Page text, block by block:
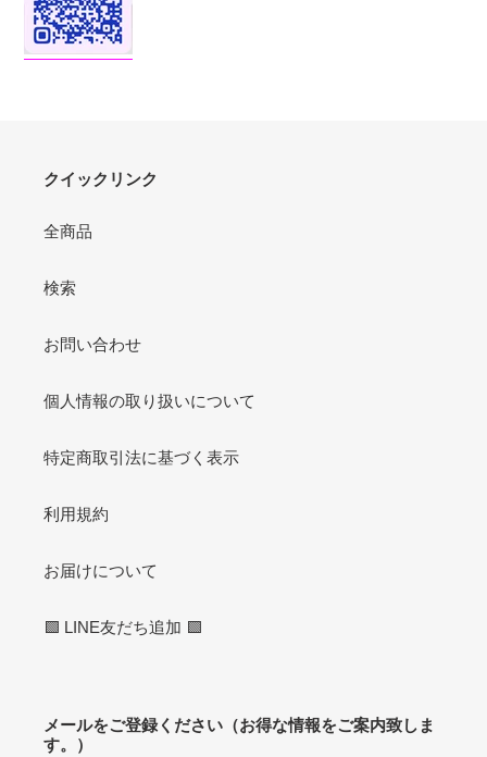
クイックリンク
全商品
検索
お問い合わせ
個人情報の取り扱いについて
特定商取引法に基づく表示
利用規約
お届けについて
🟩 LINE友だち追加 🟩
メールをご登録ください（お得な情報をご案内致しま
す。）